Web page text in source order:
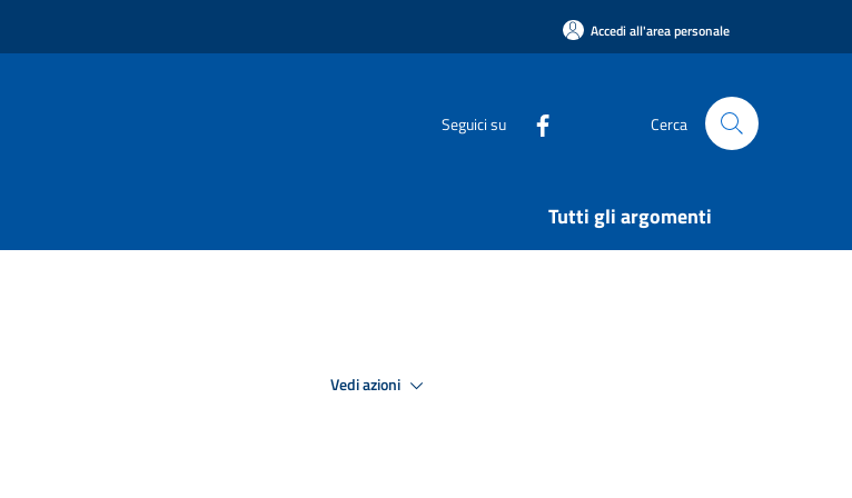
Accedi all'area personale
Seguici su Cerca
Tutti gli argomenti
Vedi azioni